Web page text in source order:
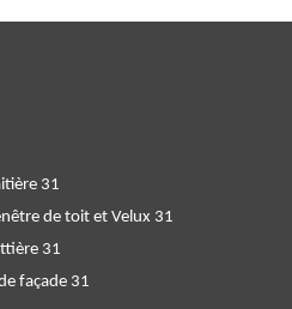
31
de toit et Velux 31
31
façade 31